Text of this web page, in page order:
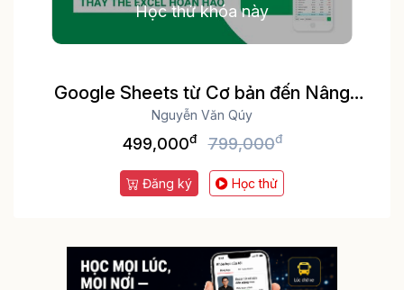
Học thử khóa này
Google Sheets từ Cơ bản đến Nâng
cao, công cụ thay thế Excel
Nguyễn Văn Qúy
499,000đ 799,000đ
Đăng ký Học thử